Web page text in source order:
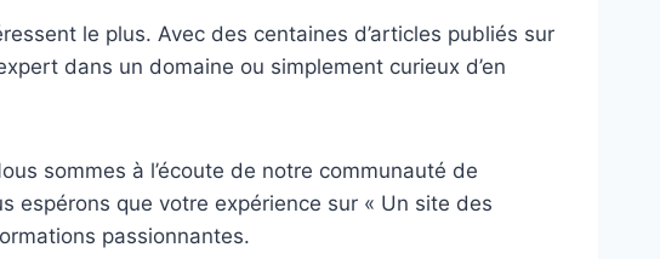
le plus. Avec des centaines d’articles publiés sur
dans un domaine ou simplement curieux d’en
sommes à l’écoute de notre communauté de
espérons que votre expérience sur « Un site des
passionnantes.